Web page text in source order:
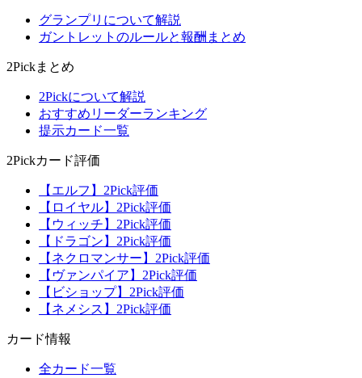
グランプリについて解説
ガントレットのルールと報酬まとめ
2Pickまとめ
2Pickについて解説
おすすめリーダーランキング
提示カード一覧
2Pickカード評価
【エルフ】2Pick評価
【ロイヤル】2Pick評価
【ウィッチ】2Pick評価
【ドラゴン】2Pick評価
【ネクロマンサー】2Pick評価
【ヴァンパイア】2Pick評価
【ビショップ】2Pick評価
【ネメシス】2Pick評価
カード情報
全カード一覧